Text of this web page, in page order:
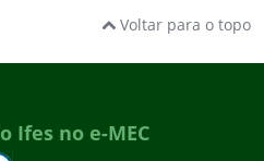
Voltar para o topo
Ifes no e-MEC